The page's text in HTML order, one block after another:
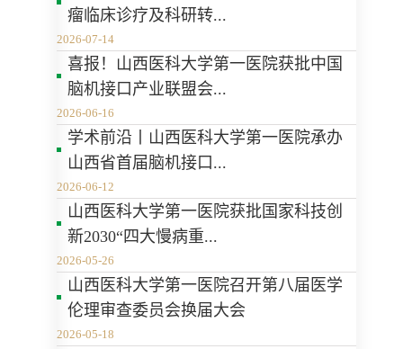
瘤临床诊疗及科研转...
2026-07-14
喜报！山西医科大学第一医院获批中国
脑机接口产业联盟会...
2026-06-16
学术前沿丨山西医科大学第一医院承办
山西省首届脑机接口...
2026-06-12
山西医科大学第一医院获批国家科技创
新2030“四大慢病重...
2026-05-26
山西医科大学第一医院召开第八届医学
伦理审查委员会换届大会
2026-05-18